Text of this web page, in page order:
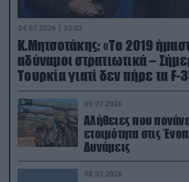
24.07.2026 | 22:02
Κ.Μητσοτάκης: «Το 2019
αδύναμοι στρατιωτικά –
Τουρκία γιατί δεν πήρε τα F-
(βίντεο)
09.07.2026
Αλήθειες που
ετοιμότητα στις
Δυνάμεις
08.07.2026